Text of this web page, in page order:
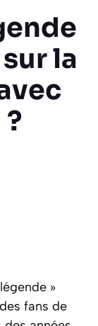
la
»
fans de